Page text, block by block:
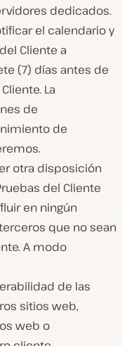
dedicados.
el calendario y
Cliente a
(7) días antes de
La
de
de
otra disposición
del Cliente
en ningún
que no sean
A modo
de las
sitios web,
web o